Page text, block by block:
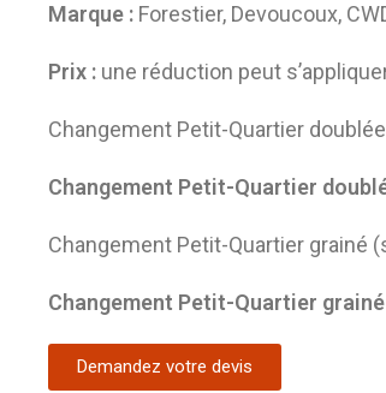
Marque : Forestier, Devoucoux,
Prix : une réduction peut
Changement Petit-Quartier
Changement Petit-Quartier
Changement Petit-Quartier grainé
Changement Petit-Quartier
Demandez votre devis